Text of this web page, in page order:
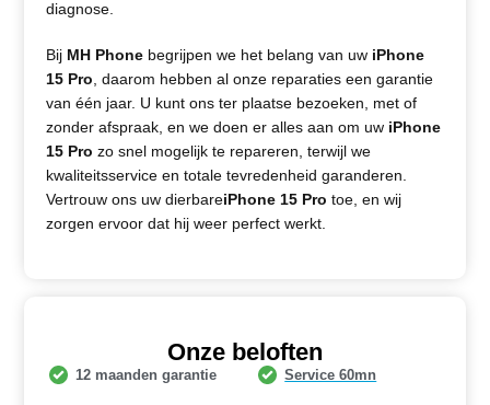
diagnose.
Bij MH Phone begrijpen we het belang van uw iPhone
15 Pro , daarom hebben al onze reparaties een garantie
van één jaar. U kunt ons ter plaatse bezoeken, met of
zonder afspraak, en we doen er alles aan om uw iPhone
15 Pro zo snel mogelijk te repareren, terwijl we
kwaliteitsservice en totale tevredenheid garanderen.
Vertrouw ons uw dierbareiPhone 15 Pro toe, en wij
zorgen ervoor dat hij weer perfect werkt.
Onze beloften
12 maanden garantie Service 60mn